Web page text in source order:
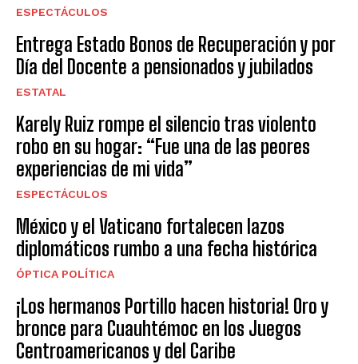
ESPECTÁCULOS
Entrega Estado Bonos de Recuperación y por
Día del Docente a pensionados y jubilados
ESTATAL
Karely Ruiz rompe el silencio tras violento
robo en su hogar: “Fue una de las peores
experiencias de mi vida”
ESPECTÁCULOS
México y el Vaticano fortalecen lazos
diplomáticos rumbo a una fecha histórica
ÓPTICA POLÍTICA
¡Los hermanos Portillo hacen historia! Oro y
bronce para Cuauhtémoc en los Juegos
Centroamericanos y del Caribe